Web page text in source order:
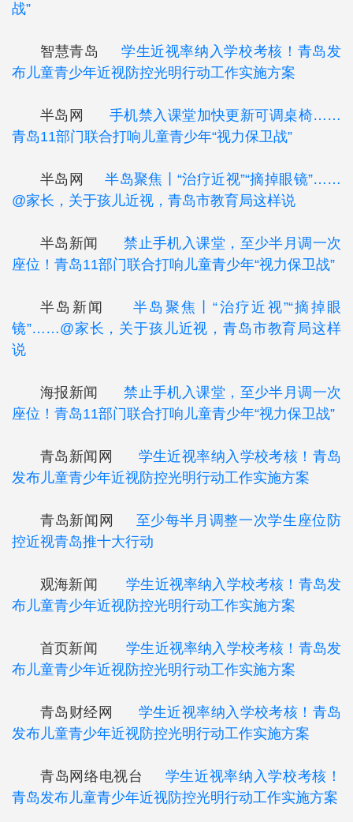
战”
智慧青岛 学生近视率纳入学校考核！青岛发
布儿童青少年近视防控光明行动工作实施方案
半岛网 手机禁入课堂加快更新可调桌椅……
青岛11部门联合打响儿童青少年“视力保卫战”
半岛网半岛聚焦丨“治疗近视”“摘掉眼镜”……
@家长，关于孩儿近视，青岛市教育局这样说
半岛新闻禁止手机入课堂，至少半月调一次
座位！青岛11部门联合打响儿童青少年“视力保卫战”
半岛新闻 半岛聚焦丨“治疗近视”“摘掉眼
镜”……@家长，关于孩儿近视，青岛市教育局这样
说
海报新闻禁止手机入课堂，至少半月调一次
座位！青岛11部门联合打响儿童青少年“视力保卫战”
青岛新闻网 学生近视率纳入学校考核！青岛
发布儿童青少年近视防控光明行动工作实施方案
青岛新闻网 至少每半月调整一次学生座位防
控近视青岛推十大行动
观海新闻学生近视率纳入学校考核！青岛发
布儿童青少年近视防控光明行动工作实施方案
首页新闻
学生近视率纳入学校考核！青岛发
布儿童青少年近视防控光明行动工作实施方案
青岛财经网 学生近视率纳入学校考核！青岛
发布儿童青少年近视防控光明行动工作实施方案
青岛网络电视台 学生近视率纳入学校考核！
青岛发布儿童青少年近视防控光明行动工作实施方案